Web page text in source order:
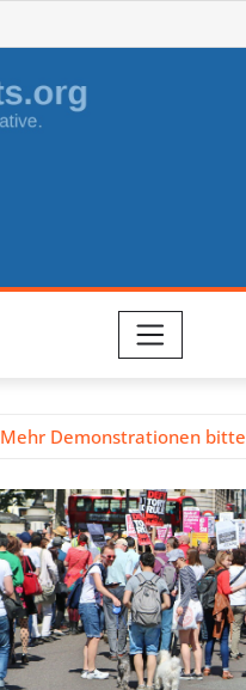
Mehr Demonstrationen bitte